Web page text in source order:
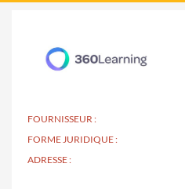
FOURNISSEUR :
FORME JURIDIQUE :
ADRESSE :